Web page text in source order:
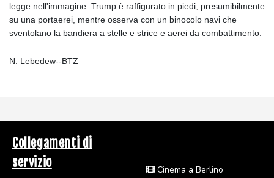
legge nell'immagine. Trump è raffigurato in piedi, presumibilmente
su una portaerei, mentre osserva con un binocolo navi che
sventolano la bandiera a stelle e strice e aerei da combattimento.
N. Lebedew--BTZ
Collegamenti di
servizio
Cinema a Berlino